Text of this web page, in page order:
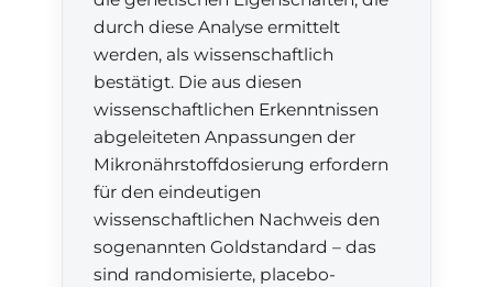
durch diese Analyse ermittelt
werden, als wissenschaftlich
bestätigt. Die aus diesen
wissenschaftlichen Erkenntnissen
abgeleiteten Anpassungen der
Mikronährstoffdosierung erfordern
für den eindeutigen
wissenschaftlichen Nachweis den
sogenannten Goldstandard – das
sind randomisierte, placebo-